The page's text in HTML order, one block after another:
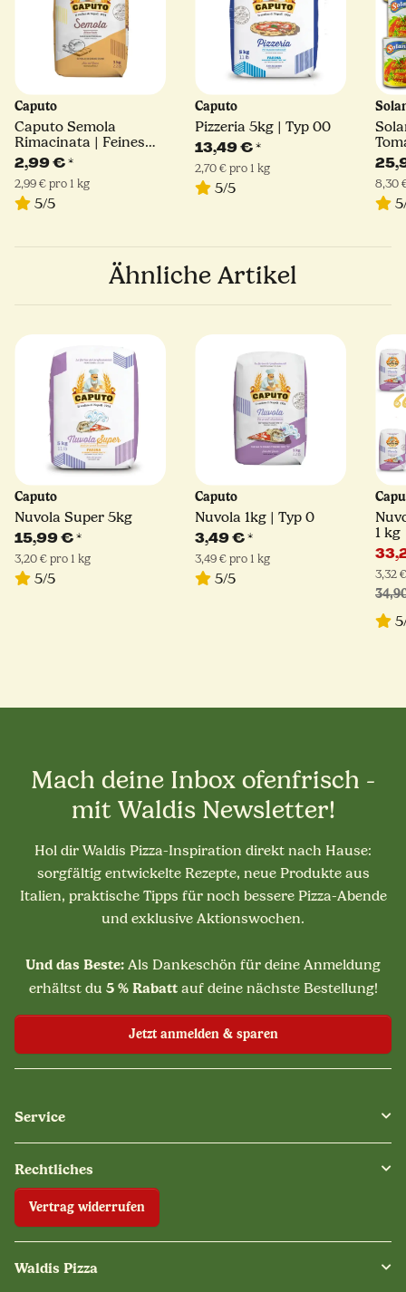
Caputo
Caputo Semola
Rimacinata | Feines
Hartweizengrieß | 1kg
2,99 €*
2,99 € pro 1 kg
5/5
Caputo
Pizzeria 5kg | Typ 00
13,49 €*
2,70 € pro 1 kg
5/5
400
8,30
Ähnliche Artikel
Caputo
Nuvola Super 5kg
15,99 €*
3,20 € pro 1 kg
5/5
Caputo
Nuvola 1kg | Typ 0
3,49 €*
3,49 € pro 1 kg
5/5
1 kg
3,32
Mach deine Inbox ofenfrisch -
mit Waldis Newsletter!
Hol dir Waldis Pizza-Inspiration direkt nach Hause:
sorgfältig entwickelte Rezepte, neue Produkte aus
Italien, praktische Tipps für noch bessere Pizza-Abende
und exklusive Aktionswochen.
Und das Beste: Als Dankeschön für deine Anmeldung
erhältst du 5 % Rabattauf deine nächste Bestellung!
Jetzt anmelden & sparen
Service
Rechtliches
Vertrag widerrufen
Waldis Pizza